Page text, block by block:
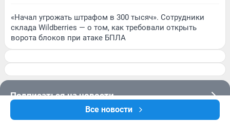
Все новости
«Начал угрожать штрафом в 300 тысяч». Сотрудники
склада Wildberries — о том, как требовали открыть
ворота блоков при атаке БПЛА
Подписаться на новости